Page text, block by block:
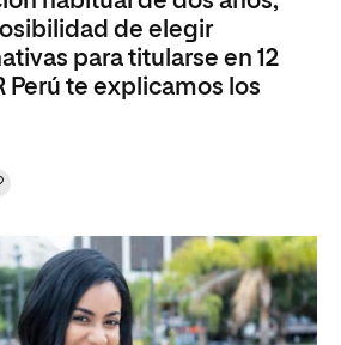
de elegir
para titularse en 12
Perú te explicamos los